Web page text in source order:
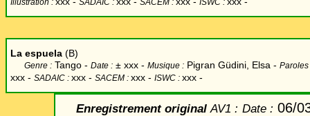
Illustration : SADAIC : SACEM : ISWC :
La espuela (B)
Genre : Tango - Date : ± xxx - Musique : Pigran Güdini, Elsa -
xxx - SADAIC : xxx - SACEM : xxx - ISWC : xxx -
Enregistrement originalAV1 : Date : 06/